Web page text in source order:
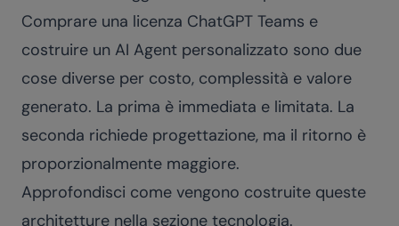
Comprare una licenza ChatGPT Teams e
costruire un AI Agent personalizzato sono due
cose diverse per costo, complessità e valore
generato. La prima è immediata e limitata. La
seconda richiede progettazione, ma il ritorno è
proporzionalmente maggiore.
Approfondisci come vengono costruite queste
architetture nella sezione tecnologia.